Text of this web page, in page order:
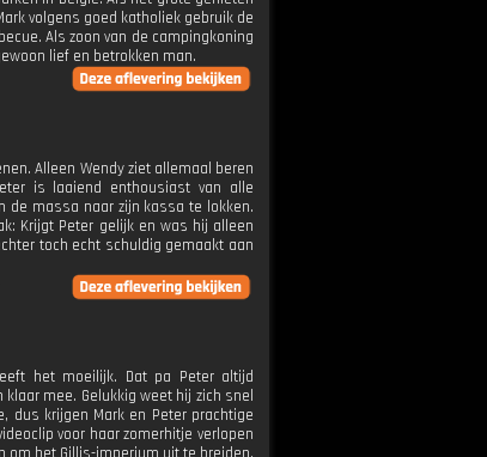
volgens goed katholiek gebruik de
Als zoon van de campingkoning
lief en betrokken man.
Alleen Wendy ziet allemaal beren
is laaiend enthousiast van alle
de massa naar zijn kassa te lokken.
Krijgt Peter gelijk en was hij alleen
toch echt schuldig gemaakt aan
het moeilijk. Dat pa Peter altijd
mee. Gelukkig weet hij zich snel
krijgen Mark en Peter prachtige
voor haar zomerhitje verlopen